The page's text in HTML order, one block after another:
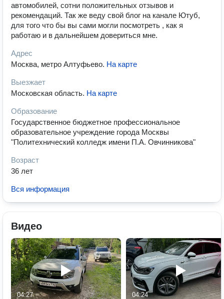
автомобилей, сотни положительных отзывов и
рекомендаций. Так же веду свой блог на канале Ютуб,
для того что бы вы сами могли посмотреть , как я
работаю и в дальнейшем довериться мне.
Адрес
Москва, метро Алтуфьево. На карте
Выезжает
Московская область. На карте
Образование
Государственное бюджетное профессиональное
образовательное учреждение города Москвы
"Политехнический колледж имени П.А. Овчинникова"
Возраст
36 лет
Вся информация
Видео
04:27 04:24